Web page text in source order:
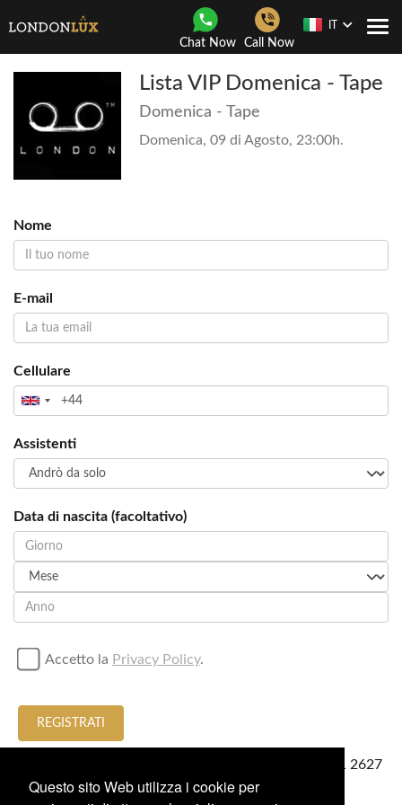
Questo sito Web utilizza i cookie per
Chat Now Call Now
Lista VIP Domenica - Tape
Domenica - Tape
Domenica, 09 di Agosto, 23:00h.
Nome
E-mail
Cellulare
Assistenti
Data di nascita (facoltativo)
Accetto la Privacy Policy.
REGISTRATI
+44 (0)77 4851 2627